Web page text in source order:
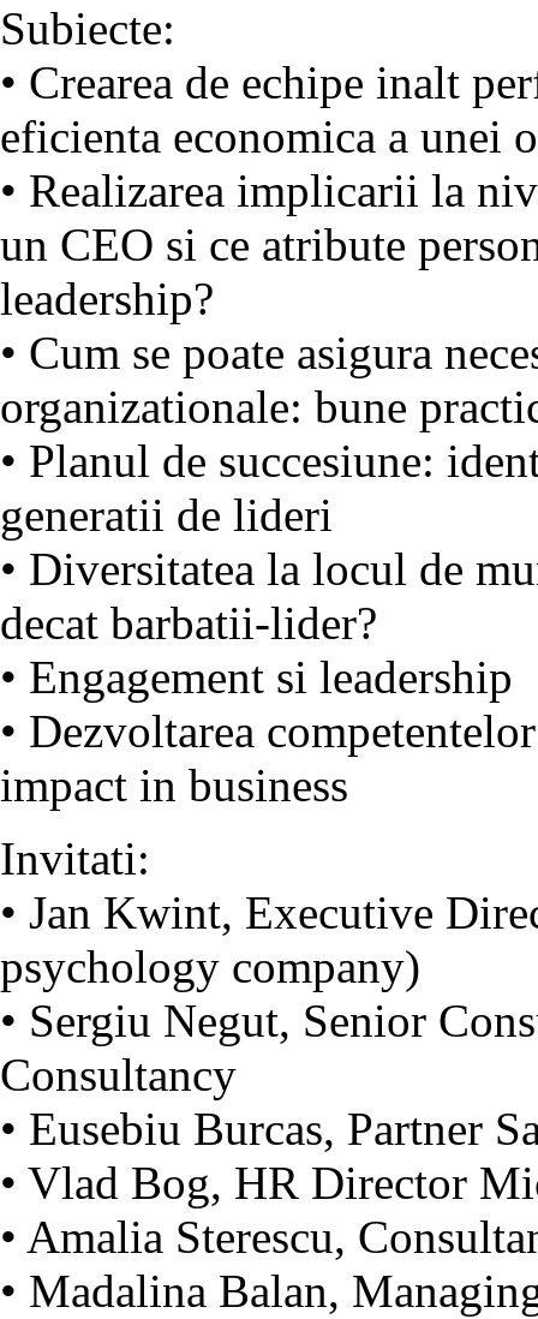
Subiecte:
• Crearea de echipe inalt
eficienta economica a
• Realizarea implicarii la
un CEO si ce atribute
leadership?
• Cum se poate asigura
organizationale: bune
• Planul de succesiune:
generatii de lideri
• Diversitatea la locul de
decat barbatii-lider?
• Engagement si leadership
• Dezvoltarea
impact in business
Invitati:
• Jan Kwint, Executive
psychology company)
• Sergiu Negut, Senior
Consultancy
• Eusebiu Burcas, Partner
• Vlad Bog, HR Director
• Amalia Sterescu,
• Madalina Balan,